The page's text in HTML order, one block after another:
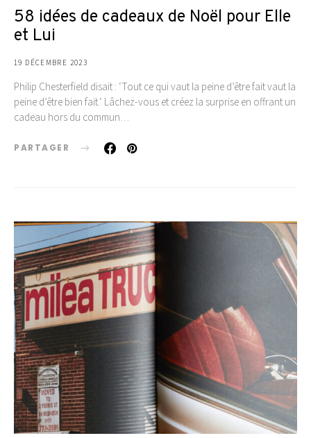
58 idées de cadeaux de Noël pour Elle
et Lui
19 DÉCEMBRE 2023
Philip Chesterfield disait : ‘Tout ce qui vaut la peine d’être fait vaut la
peine d’être bien fait.‘ Lâchez-vous et créez la surprise en offrant un
cadeau hors du commun…
PARTAGER